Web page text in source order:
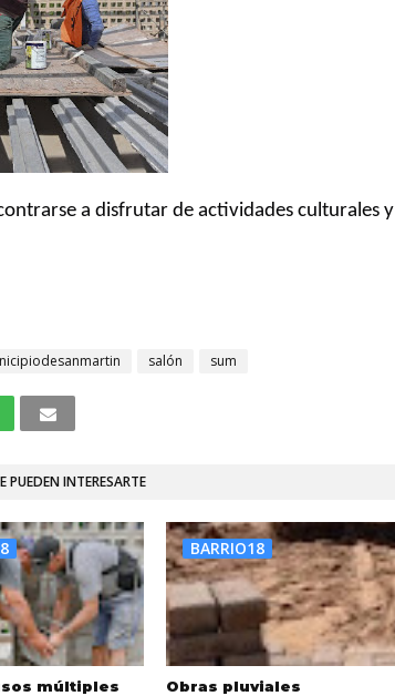
a disfrutar de actividades culturales y
salón sum
PUEDEN INTERESARTE
múltiples
BARRIO18
Obras pluviales